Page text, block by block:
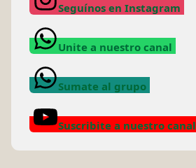
Seguínos en Instagram
Unite a nuestro canal
Sumate al grupo
Suscribite a nuestro canal